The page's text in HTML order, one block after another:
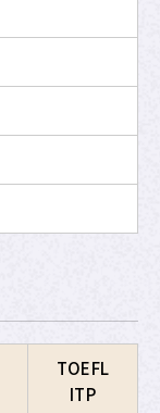
TOEFL
ITP